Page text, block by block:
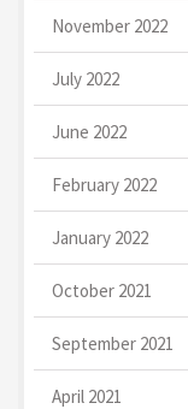
November 2022
July 2022
June 2022
February 2022
January 2022
October 2021
September 2021
April 2021